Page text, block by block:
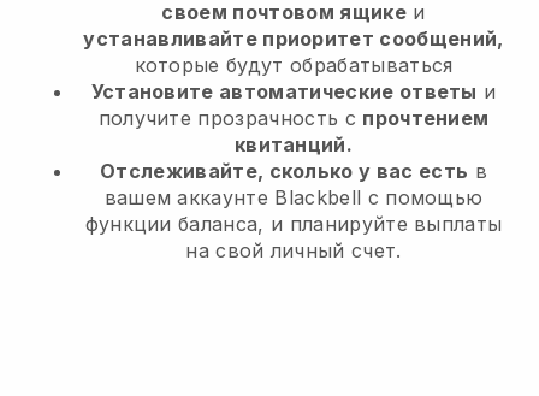
своем почтовом ящикеи
устанавливайте приоритет сообщений,
которые будут обрабатываться
Установите автоматические ответы и
получите прозрачность с прочтением
квитанций.
Отслеживайте, сколько у вас есть в
вашем аккаунте Blackbell с помощью
функции баланса, и планируйте выплаты
на свой личный счет.